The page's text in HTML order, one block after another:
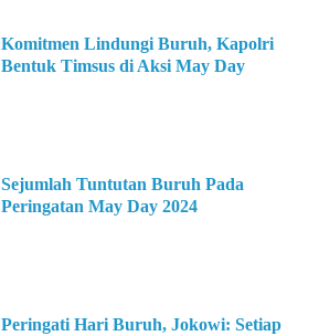
Komitmen Lindungi Buruh, Kapolri
Bentuk Timsus di Aksi May Day
Sejumlah Tuntutan Buruh Pada
Peringatan May Day 2024
Peringati Hari Buruh, Jokowi: Setiap